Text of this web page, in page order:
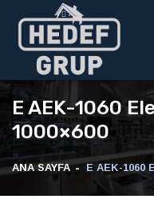
E AEK-1060
1000×600
ANA SAYFA E AEK-1060